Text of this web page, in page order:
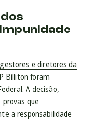
e diretores da
Billiton foram
A decisão,
provas que
a responsabilidade